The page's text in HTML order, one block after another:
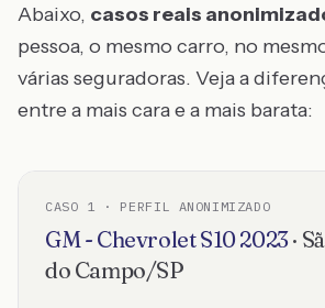
Abaixo, casos reais
pessoa, o mesmo carro, no
várias seguradoras. Veja a
entre a mais cara e a mais barata:
CASO 1 · PERFIL ANONIMIZADO
GM - ChevroletS102023·
do Campo/SP